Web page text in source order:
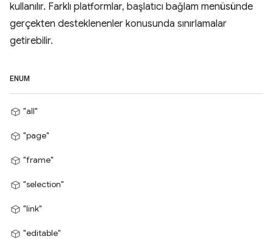
kullanılır. Farklı platformlar, başlatıcı bağlam menüsünde
gerçekten desteklenenler konusunda sınırlamalar
getirebilir.
ENUM
"all"
"page"
"frame"
"selection"
"link"
"editable"